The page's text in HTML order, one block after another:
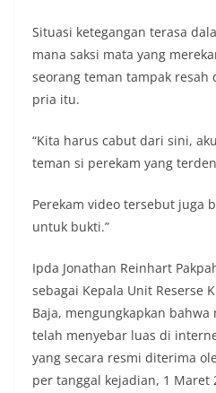
Situasi ketegangan terasa
mana saksi mata yang
seorang teman tampak resah
pria itu.
“Kita harus cabut dari sini,
teman si perekam yang
Perekam video tersebut juga
untuk bukti.”
Ipda Jonathan Reinhart
sebagai Kepala Unit Reserse
Baja, mengungkapkan
telah menyebar luas di
yang secara resmi diterima
per tanggal kejadian, 1 Maret